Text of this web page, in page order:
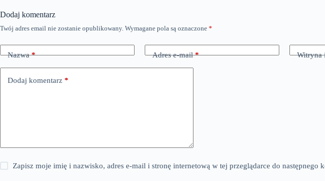
Dodaj komentarz
Twój adres email nie zostanie opublikowany. Wymagane pola są oznaczone *
Nazwa* Adres e-mail* Witryna
Dodaj komentarz *
Zapisz moje imię i nazwisko, adres e-mail i stronę internetową w tej przeglądarce do następnego